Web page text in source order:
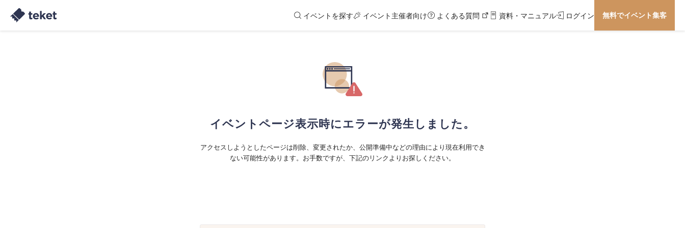
イベントを探す イベント主催者向け よくある質問 資料・マニュアル ログイン 無料でイベント集客
イベントページ表示時にエラーが発生しました。
アクセスしようとしたページは削除、変更されたか、公開準備中などの理由により現在利用でき
ない可能性があります。お手数ですが、下記のリンクよりお探しください。